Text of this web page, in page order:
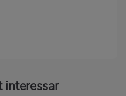
interessar